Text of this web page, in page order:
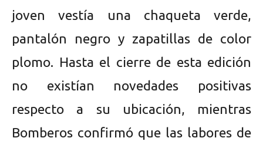
joven vestía una chaqueta verde,
pantalón negro y zapatillas de color
plomo. Hasta el cierre de esta edición
no existían novedades positivas
respecto a su ubicación, mientras
Bomberos confirmó que las labores de